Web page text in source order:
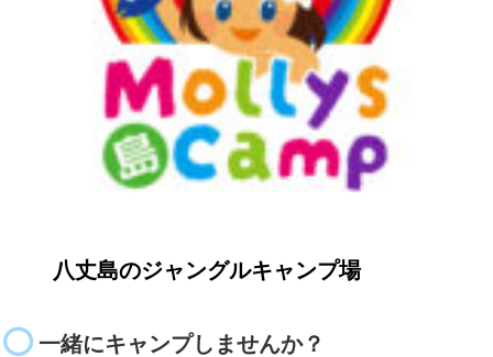
八丈島のジャングルキャンプ場
一緒にキャンプしませんか？